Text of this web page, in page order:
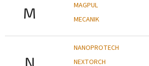
M
MAGPUL
MECANIK
N
NANOPROTECH
NEXTORCH